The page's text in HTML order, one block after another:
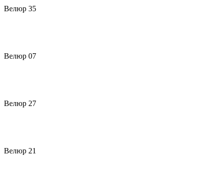
Велюр 35
Велюр 07
Велюр 27
Велюр 21